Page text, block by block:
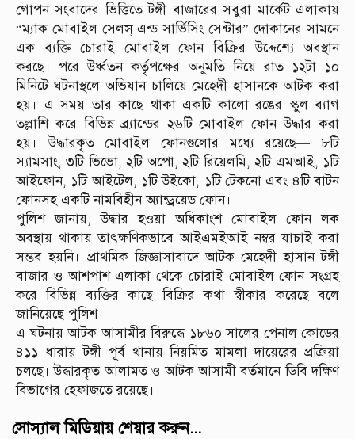
গোপন সংবাদের ভিত্তিতে টঙ্গী বাজারের সবুরা মার্কেট এলাকায়
“ম্যাক মোবাইল সেলস্ এন্ড সার্ভিসিং সেন্টার” দোকানের সামনে
এক ব্যক্তি চোরাই মোবাইল ফোন বিক্রির উদ্দেশ্যে অবস্থান
করছে। পরে উর্ধ্বতন কর্তৃপক্ষের অনুমতি নিয়ে রাত ১২টা ১০
মিনিটে ঘটনাস্থলে অভিযান চালিয়ে মেহেদী হাসানকে আটক করা
হয়। এ সময় তার কাছে থাকা একটি কালো রঙের স্কুল ব্যাগ
তল্লাশি করে বিভিন্ন ব্র্যান্ডের ২৬টি মোবাইল ফোন উদ্ধার করা
হয়। উদ্ধারকৃত মোবাইল ফোনগুলোর মধ্যে রয়েছে— ৮টি
স্যামসাং, ৩টি ভিভো, ২টি অপো, ২টি রিয়েলমি, ২টি এমআই, ১টি
আইফোন, ১টি আইটেল, ১টি উইকো, ১টি টেকনো এবং ৪টি বাটন
ফোনসহ একটি নামবিহীন অ্যান্ড্রয়েড ফোন।
পুলিশ জানায়, উদ্ধার হওয়া অধিকাংশ মোবাইল ফোন লক
অবস্থায় থাকায় তাৎক্ষণিকভাবে আইএমইআই নম্বর যাচাই করা
সম্ভব হয়নি। প্রাথমিক জিজ্ঞাসাবাদে আটক মেহেদী হাসান টঙ্গী
বাজার ও আশপাশ এলাকা থেকে চোরাই মোবাইল ফোন সংগ্রহ
করে বিভিন্ন ব্যক্তির কাছে বিক্রির কথা স্বীকার করেছে বলে
জানিয়েছে পুলিশ।
এ ঘটনায় আটক আসামীর বিরুদ্ধে ১৮৬০ সালের পেনাল কোডের
৪১১ ধারায় টঙ্গী পূর্ব থানায় নিয়মিত মামলা দায়েরের প্রক্রিয়া
চলছে। উদ্ধারকৃত আলামত ও আটক আসামী বর্তমানে ডিবি দক্ষিণ
বিভাগের হেফাজতে রয়েছে।
সোস্যাল মিডিয়ায় শেয়ার করুন...